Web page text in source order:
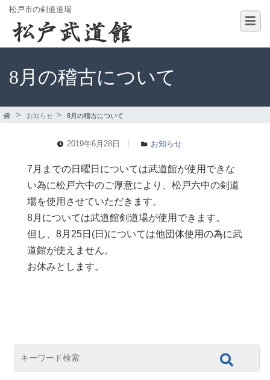
松戸市の剣道道場
8月の稽古について
お知らせ 8月の稽古について
2019年6月28日 お知らせ
7月までの日曜日については武道館が使用できな
い為に松戸六中のご厚意により、松戸六中の剣道
場を使用させていただきます。
8月については武道館剣道場が使用できます。
但し、8月25日(日)については他団体使用の為に武
道館が使えません。
お休みとします。